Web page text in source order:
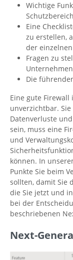
Wichtige
Eine
zu erstellen,
der
Fragen zu
Die
Eine gute
unverzichtbar.
Datenverluste
sein, muss eine
und
können. In
Punkte Sie beim
sollten, damit Sie
die Sie jetzt und
bei der
beschriebenen
Next-